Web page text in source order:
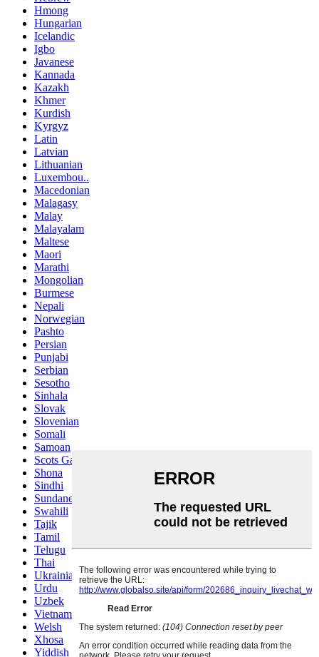
Hmong
Hungarian
Icelandic
Igbo
Javanese
Kannada
Kazakh
Khmer
Kurdish
Kyrgyz
Latin
Latvian
Lithuanian
Luxembou..
Macedonian
Malagasy
Malay
Malayalam
Maltese
Maori
Marathi
Mongolian
Burmese
Nepali
Norwegian
Pashto
Persian
Punjabi
Serbian
Sesotho
Sinhala
Slovak
Slovenian
Somali
Samoan
Scots Gaelic
Shona
Sindhi
Sundanese
Swahili
Tajik
Tamil
Telugu
Thai
Ukrainian
Urdu
Uzbek
Vietnamese
Welsh
Xhosa
Yiddish